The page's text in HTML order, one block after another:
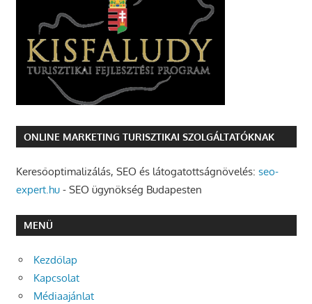
ONLINE MARKETING TURISZTIKAI SZOLGÁLTATÓKNAK
Keresőoptimalizálás, SEO és látogatottságnövelés: seo-
expert.hu- SEO ügynökség Budapesten
MENÜ
Kezdőlap
Kapcsolat
Médiaajánlat